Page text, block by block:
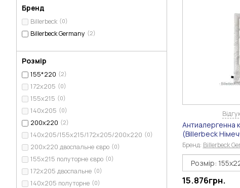
Бренд
Billerbeck (0)
Billerbeck Germany (2)
Розмір
155*220 (2)
172х205 (0)
155х215 (0)
140х205 (0)
200х220 (2)
140х205/155х215/172х205/200х220 (0)
200х220 двоспальне євро (0)
155х215 полуторне євро (0)
172х205 двоспальне (0)
140х205 полуторне (0)
Антиалергенна
(Billerbeck
Бренд: Billerbeck
15.876грн.